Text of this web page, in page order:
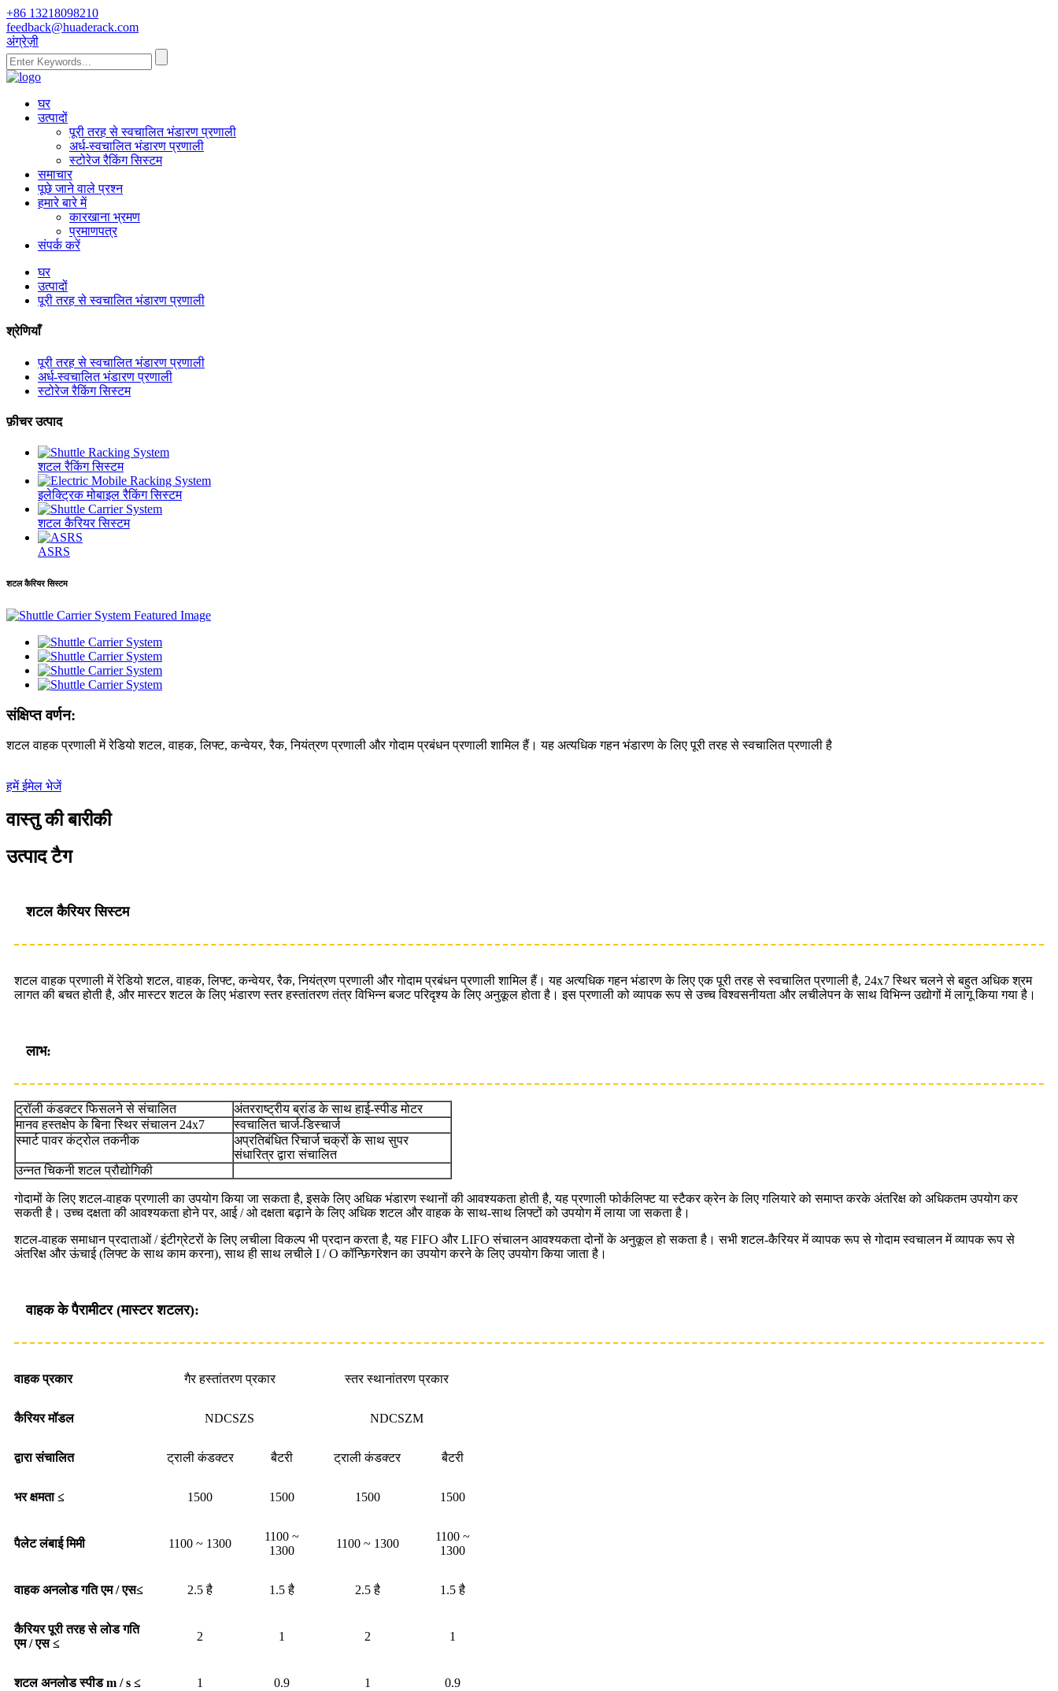
+86 13218098210
feedback@huaderack.com
अंग्रेज़ी
घर
उत्पादों
पूरी तरह से स्वचालित भंडारण प्रणाली
अर्ध-स्वचालित भंडारण प्रणाली
स्टोरेज रैकिंग सिस्टम
समाचार
पूछे जाने वाले प्रश्न
हमारे बारे में
कारखाना भ्रमण
प्रमाणपत्र
संपर्क करें
घर
उत्पादों
पूरी तरह से स्वचालित भंडारण प्रणाली
श्रेणियाँ
पूरी तरह से स्वचालित भंडारण प्रणाली
अर्ध-स्वचालित भंडारण प्रणाली
स्टोरेज रैकिंग सिस्टम
फ़ीचर उत्पाद
शटल रैकिंग सिस्टम
इलेक्ट्रिक मोबाइल रैकिंग सिस्टम
शटल कैरियर सिस्टम
ASRS
शटल कैरियर सिस्टम
संक्षिप्त वर्णन:
शटल वाहक प्रणाली में रेडियो शटल, वाहक, लिफ्ट, कन्वेयर, रैक, नियंत्रण प्रणाली और गोदाम प्रबंधन प्रणाली शामिल हैं। यह अत्यधिक गहन भंडारण के लिए पूरी तरह से स्वचालित प्रणाली है
हमें ईमेल भेजें
वास्तु की बारीकी
उत्पाद टैग
शटल कैरियर सिस्टम
शटल वाहक प्रणाली में रेडियो शटल, वाहक, लिफ्ट, कन्वेयर, रैक, नियंत्रण प्रणाली और गोदाम प्रबंधन प्रणाली शामिल हैं। यह अत्यधिक गहन भंडारण के लिए एक पूरी तरह से स्वचालित प्रणाली है, 24x7 स्थिर चलने से बहुत अधिक श्रम
लागत की बचत होती है, और मास्टर शटल के लिए भंडारण स्तर हस्तांतरण तंत्र विभिन्न बजट परिदृश्य के लिए अनुकूल होता है। इस प्रणाली को व्यापक रूप से उच्च विश्वसनीयता और लचीलेपन के साथ विभिन्न उद्योगों में लागू किया गया है।
लाभ:
ट्रॉली कंडक्टर फिसलने से संचालित
अंतरराष्ट्रीय ब्रांड के साथ हाई-स्पीड मोटर
मानव हस्तक्षेप के बिना स्थिर संचालन 24x7
स्वचालित चार्ज-डिस्चार्ज
स्मार्ट पावर कंट्रोल तकनीक
अप्रतिबंधित रिचार्ज चक्रों के साथ सुपर
संधारित्र द्वारा संचालित
उन्नत चिकनी शटल प्रौद्योगिकी
गोदामों के लिए शटल-वाहक प्रणाली का उपयोग किया जा सकता है, इसके लिए अधिक भंडारण स्थानों की आवश्यकता होती है, यह प्रणाली फोर्कलिफ्ट या स्टैकर क्रेन के लिए गलियारे को समाप्त करके अंतरिक्ष को अधिकतम उपयोग कर
सकती है। उच्च दक्षता की आवश्यकता होने पर, आई / ओ दक्षता बढ़ाने के लिए अधिक शटल और वाहक के साथ-साथ लिफ्टों को उपयोग में लाया जा सकता है।
शटल-वाहक समाधान प्रदाताओं / इंटीग्रेटरों के लिए लचीला विकल्प भी प्रदान करता है, यह FIFO और LIFO संचालन आवश्यकता दोनों के अनुकूल हो सकता है। सभी शटल-कैरियर में व्यापक रूप से गोदाम स्वचालन में व्यापक रूप से
अंतरिक्ष और ऊंचाई (लिफ्ट के साथ काम करना), साथ ही साथ लचीले I / O कॉन्फ़िगरेशन का उपयोग करने के लिए उपयोग किया जाता है।
वाहक के पैरामीटर(मास्टर शटलर):
वाहक प्रकार गैर हस्तांतरण प्रकार स्तर स्थानांतरण प्रकार
कैरियर मॉडल NDCSZS NDCSZM
द्वारा संचालित ट्राली कंडक्टर बैटरी ट्राली कंडक्टर बैटरी
भर क्षमता≤ 1500 1500 1500 1500
पैलेट लंबाई मिमी 1100 ~ 1300
1100 ~
1300
1100 ~ 1300
1100 ~
1300
वाहक अनलोड गति एम / एस≤ 2.5 है 1.5 है 2.5 है 1.5 है
कैरियर पूरी तरह से लोड गति
एम / एस≤
2 1 2 1
शटल अनलोड स्पीड m / s ≤ 1 0.9 1 0.9